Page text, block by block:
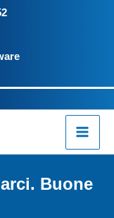
Buone